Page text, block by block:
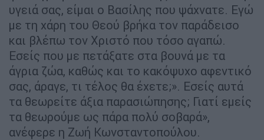
υγειά σας, είμαι ο Βασίλης που ψάχνατε. Εγώ
με τη χάρη του Θεού βρήκα τον παράδεισο
και βλέπω τον Χριστό που τόσο αγαπώ.
Εσείς που με πετάξατε στα βουνά με τα
άγρια ζώα, καθώς και το κακόψυχο αφεντικό
σας, άραγε, τι τέλος θα έχετε;». Εσείς αυτά
τα θεωρείτε άξια παρασιώπησης; Γιατί εμείς
τα θεωρούμε ως πάρα πολύ σοβαρά»,
ανέφερε η Ζωή Κωνσταντοπούλου.